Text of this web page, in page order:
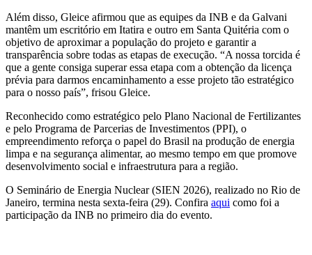
Além disso, Gleice afirmou que as equipes da INB e da Galvani
mantêm um escritório em Itatira e outro em Santa Quitéria com o
objetivo de aproximar a população do projeto e garantir a
transparência sobre todas as etapas de execução. “A nossa torcida é
que a gente consiga superar essa etapa com a obtenção da licença
prévia para darmos encaminhamento a esse projeto tão estratégico
para o nosso país”, frisou Gleice.
Reconhecido como estratégico pelo Plano Nacional de Fertilizantes
e pelo Programa de Parcerias de Investimentos (PPI), o
empreendimento reforça o papel do Brasil na produção de energia
limpa e na segurança alimentar, ao mesmo tempo em que promove
desenvolvimento social e infraestrutura para a região.
O Seminário de Energia Nuclear (SIEN 2026), realizado no Rio de
Janeiro, termina nesta sexta-feira (29). Confira aqui como foi a
participação da INB no primeiro dia do evento.